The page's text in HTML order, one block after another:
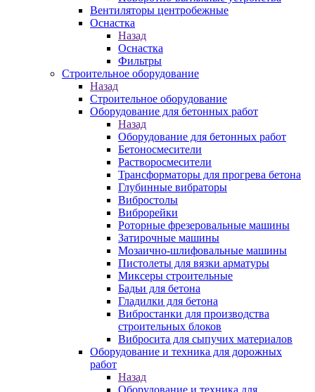
Вентиляторы центробежные
Оснастка
Назад
Оснастка
Фильтры
Строительное оборудование
Назад
Строительное оборудование
Оборудование для бетонных работ
Назад
Оборудование для бетонных работ
Бетоносмесители
Растворосмесители
Трансформаторы для прогрева бетона
Глубинные вибраторы
Вибростолы
Виброрейки
Роторные фрезеровальные машины
Затирочные машины
Мозаично-шлифовальные машины
Пистолеты для вязки арматуры
Миксеры строительные
Бадьи для бетона
Гладилки для бетона
Вибростанки для производства
строительных блоков
Вибросита для сыпучих материалов
Оборудование и техника для дорожных
работ
Назад
Оборудование и техника для